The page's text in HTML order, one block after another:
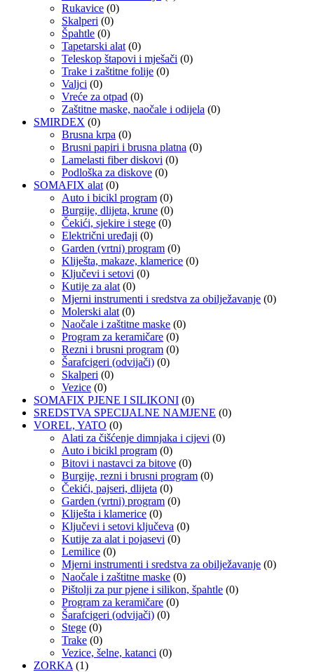
Rukavice (0)
Skalperi (0)
Špahtle (0)
Tapetarski alat (0)
Teleskop štapovi i mješači (0)
Trake i zaštitne folije (0)
Valjci (0)
Vreće za otpad (0)
Zaštitne maske, naočale i odijela (0)
SMIRDEX (0)
Brusna krpa (0)
Brusni papiri i brusna platna (0)
Lamelasti fiber diskovi (0)
Podloška za diskove (0)
SOMAFIX alat (0)
Auto i bicikl program (0)
Burgije, dlijeta, krune (0)
Čekići, sjekire i stege (0)
Električni uređaji (0)
Garden (vrtni) program (0)
Kliješta, makaze, klamerice (0)
Ključevi i setovi (0)
Kutije za alat (0)
Mjerni instrumenti i sredstva za obilježavanje (0)
Molerski alat (0)
Naočale i zaštitne maske (0)
Program za keramičare (0)
Rezni i brusni program (0)
Šarafcigeri (odvijači) (0)
Skalperi (0)
Vezice (0)
SOMAFIX PJENE I SILIKONI (0)
SREDSTVA SPECIJALNE NAMJENE (0)
VOREL, YATO (0)
Alati za čišćenje dimnjaka i cijevi (0)
Auto i bicikl program (0)
Bitovi i nastavci za bitove (0)
Burgije, rezni i brusni program (0)
Čekići, pajseri, dlijeta (0)
Garden (vrtni) program (0)
Kliješta i klamerice (0)
Ključevi i setovi ključeva (0)
Kutije za alat i pojasevi (0)
Lemilice (0)
Mjerni instrumenti i sredstva za obilježavanje (0)
Naočale i zaštitne maske (0)
Pištolji za pur pjene i silikon, špahtle (0)
Program za keramičare (0)
Šarafcigeri (odvijači) (0)
Stege (0)
Trake (0)
Vezice, šelne, katanci (0)
ZORKA (1)